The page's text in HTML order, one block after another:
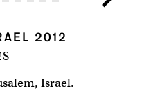
2012
Israel.